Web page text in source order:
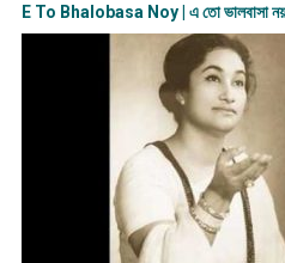
E To Bhalobasa Noy | এ তো ভালবাসা ন​য়